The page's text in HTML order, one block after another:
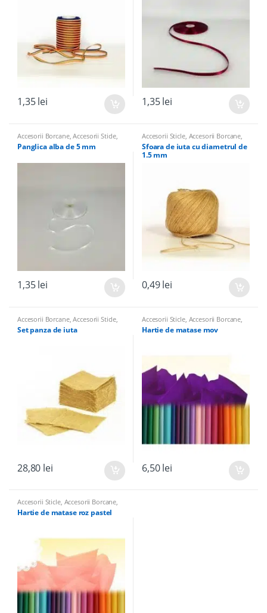
1,35lei 1,35lei
Accesorii Borcane,Accesorii Sticle
Panglici, Hartie de Matase, Panza de
Iuta pentru nunta
Panglica alba de 5 mm
1,35lei
Accesorii Sticle, Accesorii Borcane
Panglici, Hartie de Matase, Panza de
Iuta pentru nunta
Sfoara de iuta cu diametrul de
1.5 mm
0,49lei
Accesorii Borcane,Accesorii Sticle
Panglici, Hartie de Matase, Panza de
Iuta pentru nunta
Set panza de iuta
28,80 lei
Accesorii Sticle, Accesorii Borcane
Panglici, Hartie de Matase, Panza de
Iuta pentru nunta
Hartie de matase mov
6,50lei
Accesorii Sticle, Accesorii Borcane,
Panglici, Hartie de Matase, Panza de
Iuta pentru nunta
Hartie de matase roz pastel